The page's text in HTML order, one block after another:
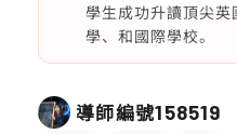
學生成功升讀頂尖
學、和國際學校。
導師編號158519